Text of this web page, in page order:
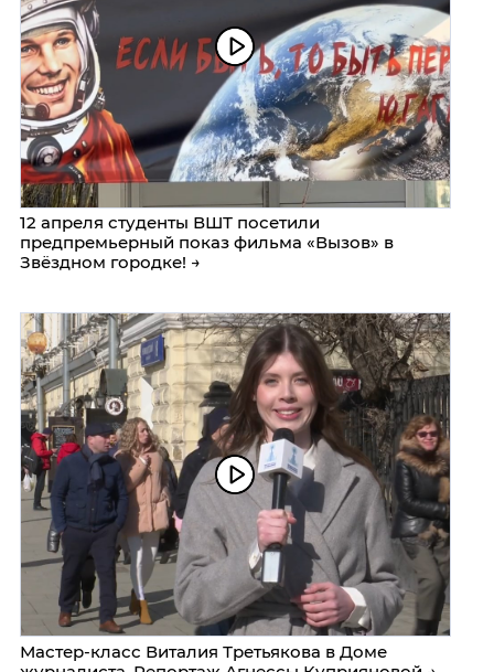
12 апреля студенты ВШТ посетили
предпремьерный показ фильма «Вызов» в
Звёздном городке! →
Мастер-класс Виталия Третьякова в Доме